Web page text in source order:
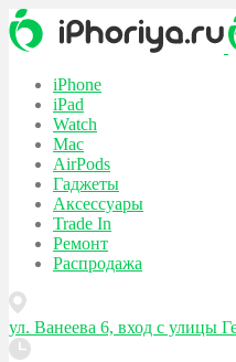
iPhone
iPad
Watch
Mac
AirPods
Гаджеты
Аксессуары
Trade In
Ремонт
Распродажа
ул. Ванеева 6, вход с улицы